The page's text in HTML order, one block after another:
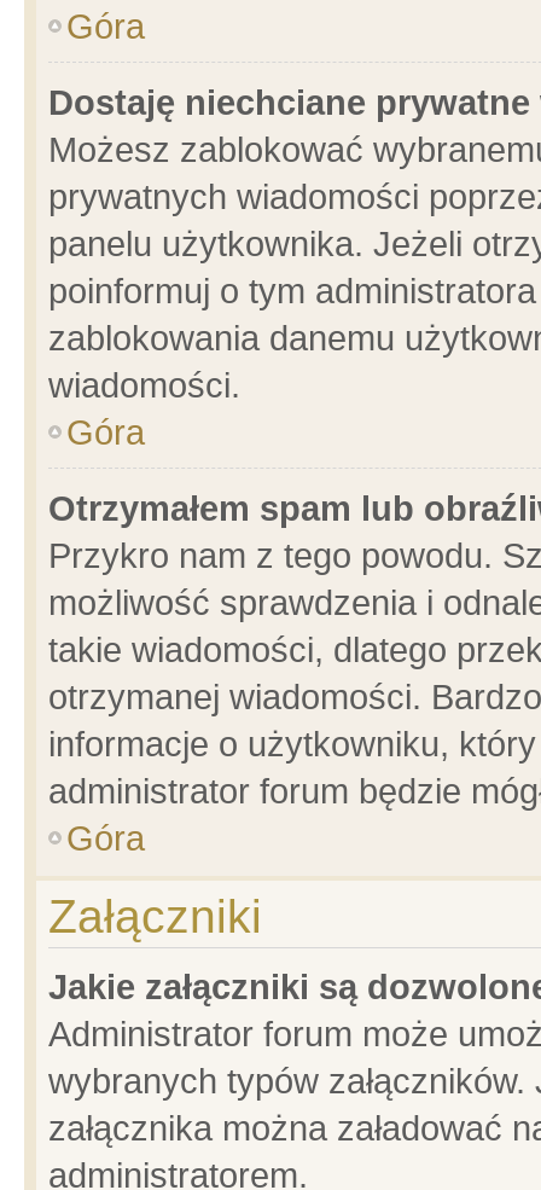
Góra
Dostaję niechciane
Możesz zablokować
prywatnych wiadomości
panelu użytkownika. Jeżeli
poinformuj o tym
zablokowania danemu
wiadomości.
Góra
Otrzymałem spam lub
Przykro nam z tego powodu.
możliwość sprawdzenia i
takie wiadomości, dlatego
otrzymanej wiadomości.
informacje o użytkowniku,
administrator forum będzie
Góra
Załączniki
Jakie załączniki są
Administrator forum może
wybranych typów
załącznika można załadować
administratorem.